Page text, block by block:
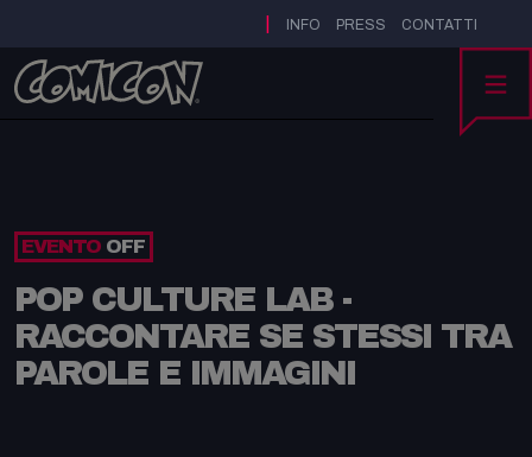
INFO PRESS CONTATTI
EVENTO OFF
POP CULTURE LAB -
RACCONTARE SE STESSI TRA
PAROLE E IMMAGINI